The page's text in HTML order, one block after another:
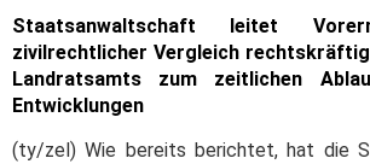
Staatsanwaltschaft leitet
zivilrechtlicher Vergleich
Landratsamts zum zeitlichen
Entwicklungen
(ty/zel) Wie bereits berichtet, hat die